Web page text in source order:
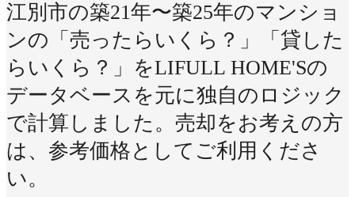
江別市の築21年〜築25年のマンショ
ンの「売ったらいくら？」「貸した
らいくら？」をLIFULL HOME'Sの
データベースを元に独自のロジック
で計算しました。売却をお考えの方
は、参考価格としてご利用くださ
い。